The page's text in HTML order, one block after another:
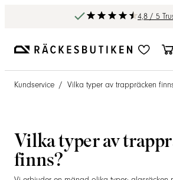
4,8 / 5
Kundservice / Vilka typer av trappräcken
Vilka typer av
finns?